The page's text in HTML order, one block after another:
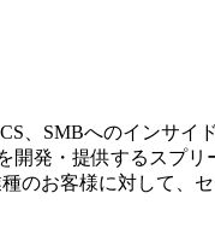
、SMBへのインサイ
開発・提供するスプ
のお客様に対して、